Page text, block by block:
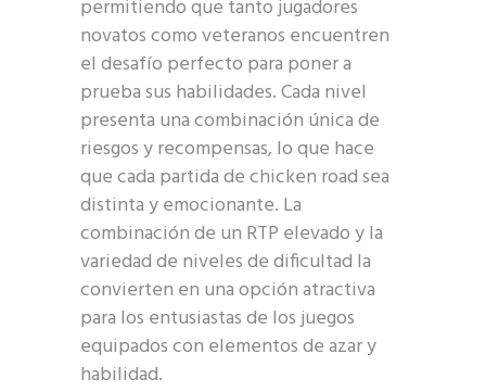
permitiendo que tanto jugadores
novatos como veteranos encuentren
el desafío perfecto para poner a
prueba sus habilidades. Cada nivel
presenta una combinación única de
riesgos y recompensas, lo que hace
que cada partida de chicken road sea
distinta y emocionante. La
combinación de un RTP elevado y la
variedad de niveles de dificultad la
convierten en una opción atractiva
para los entusiastas de los juegos
equipados con elementos de azar y
habilidad.